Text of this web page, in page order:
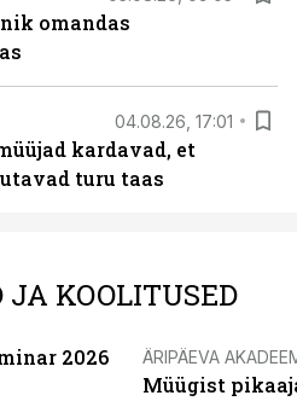
omandas
04.08.26, 17:01
kardavad, et
turu taas
KOOLITUSED
2026 ÄRIPÄEVA
Müügist